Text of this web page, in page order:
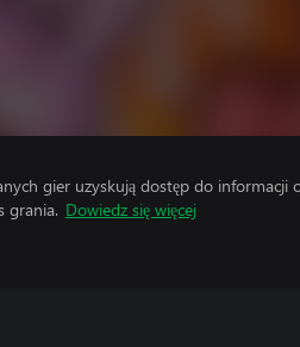
gier uzyskują dostęp do informacji
grania. Dowiedz się więcej